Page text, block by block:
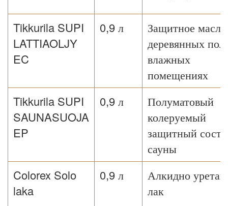
Tikkurila SUPI
LATTIAOLJY
EC
0,9 л
Защитное
деревянных
влажных
помещениях
Tikkurila SUPI
SAUNASUOJA
EP
0,9 л
Полуматовый
колеруемый
защитный
сауны
Colorex Solo
laka
0,9 л
Алкидно
лак